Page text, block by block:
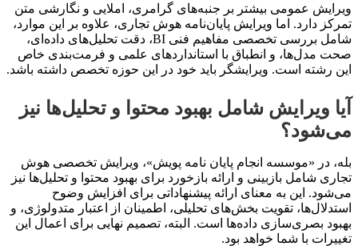
ویرایش عمومی بیشتر بر جنبه‌های گرامری، املایی و نگارشی متن
تمرکز دارد. اما ویرایش پایان‌نامه هوش تجاری، علاوه بر این موارد،
شامل بررسی تخصصی مفاهیم فنی BI، دقت تحلیل‌های داده‌ای،
صحت مدل‌ها، و انطباق با استانداردهای علمی و فرمت‌بندی خاص
این رشته است. ویرایشگر باید خود در این حوزه تخصص داشته باشد.
آیا ویرایش شامل بهبود محتوا و تحلیل‌ها نیز
می‌شود؟
بله، در «موسسه انجام پایان نامه پویش»، ویرایش تخصصی هوش
تجاری شامل بازبینی و ارائه بازخورد برای بهبود محتوا و تحلیل‌ها نیز
می‌شود. این به معنای ارائه پیشنهاداتی برای افزایش وضوح
استدلال‌ها، تقویت بخش‌های تحلیلی، اطمینان از اعتبار متدولوژی، و
بهبود بصری‌سازی داده‌ها است. البته، تصمیم نهایی برای اعمال این
تغییرات با شما خواهد بود.